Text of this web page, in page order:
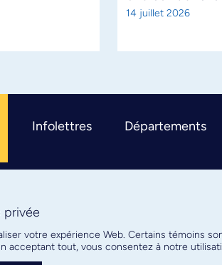
14 juillet 2026
Infolettres Départements
privée
votre expérience Web. Certains témoins
acceptant tout, vous consentez à notre